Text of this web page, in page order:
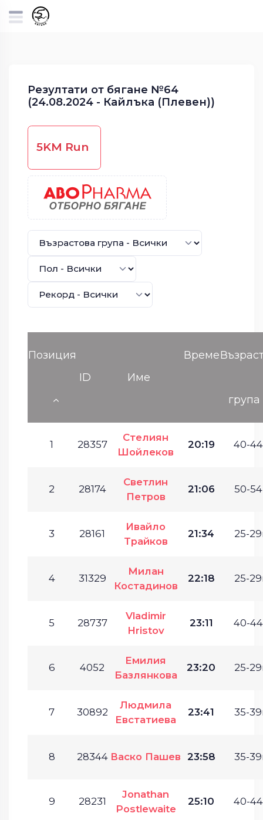
Резултати от бягане №64
(24.08.2024 - Кайлъка (Плевен))
5KM Run
Позиция
ID
Име
Време
група
1 28357
Стелиян
Шойлеков
20:19 40-
2 28174
Светлин
Петров
21:06 50-
3 28161
Ивайло
Трайков
21:34 25-
4 31329
Милан
Костадинов
22:18 25-
5 28737
Vladimir
Hristov
23:11 40-
6 4052
Емилия
Базлянкова
23:20 25-
7 30892
Людмила
Евстатиева
23:41 35-
8 28344 Васко Пашев 23:58 35-
9 28231
Jonathan
Postlewaite
25:10 40-